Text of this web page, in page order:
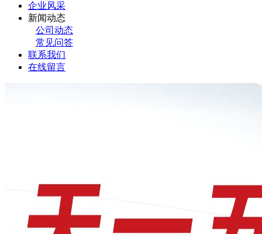
企业风采
新闻动态
公司动态
常见问答
联系我们
在线留言